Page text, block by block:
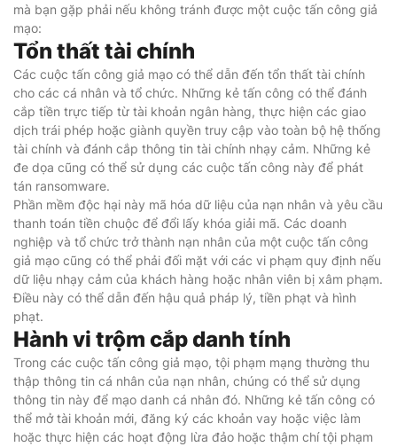
mà bạn gặp phải nếu không tránh được một cuộc tấn công giả
mạo:
Tổn thất tài chính
Các cuộc tấn công giả mạo có thể dẫn đến tổn thất tài chính
cho các cá nhân và tổ chức. Những kẻ tấn công có thể đánh
cắp tiền trực tiếp từ tài khoản ngân hàng, thực hiện các giao
dịch trái phép hoặc giành quyền truy cập vào toàn bộ hệ thống
tài chính và đánh cắp thông tin tài chính nhạy cảm. Những kẻ
đe dọa cũng có thể sử dụng các cuộc tấn công này để phát
tán ransomware.
Phần mềm độc hại này mã hóa dữ liệu của nạn nhân và yêu cầu
thanh toán tiền chuộc để đổi lấy khóa giải mã. Các doanh
nghiệp và tổ chức trở thành nạn nhân của một cuộc tấn công
giả mạo cũng có thể phải đối mặt với các vi phạm quy định nếu
dữ liệu nhạy cảm của khách hàng hoặc nhân viên bị xâm phạm.
Điều này có thể dẫn đến hậu quả pháp lý, tiền phạt và hình
phạt.
Hành vi trộm cắp danh tính
Trong các cuộc tấn công giả mạo, tội phạm mạng thường thu
thập thông tin cá nhân của nạn nhân, chúng có thể sử dụng
thông tin này để mạo danh cá nhân đó. Những kẻ tấn công có
thể mở tài khoản mới, đăng ký các khoản vay hoặc việc làm
hoặc thực hiện các hoạt động lừa đảo hoặc thậm chí tội phạm